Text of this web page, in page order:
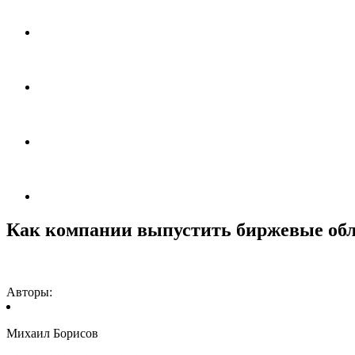
Как компании выпустить биржевые
Авторы:
Михаил Борисов